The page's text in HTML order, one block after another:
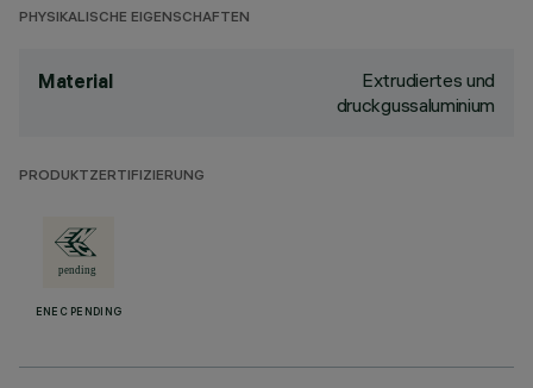
PHYSIKALISCHE EIGENSCHAFTEN
Material
Extrudiertes und
druckgussaluminium
PRODUKTZERTIFIZIERUNG
ENEC PENDING